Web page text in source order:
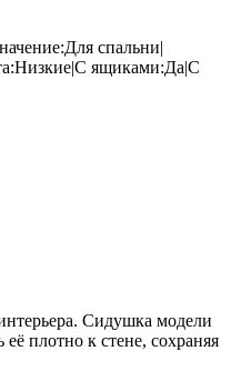
спальни|
ящиками:Да|С
Сидушка модели
плотно к стене, сохраняя